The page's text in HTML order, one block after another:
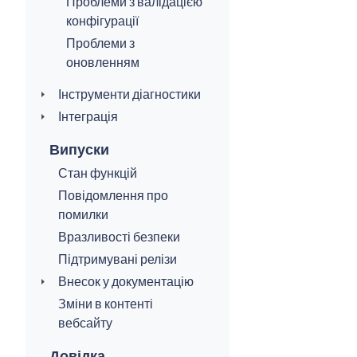
конфігурації
Проблеми з
оновленням
Інструменти діагностики
Інтеграція
Випуски
Стан функцій
Повідомлення про
помилки
Вразливості безпеки
Підтримувані релізи
Внесок у документацію
Зміни в контенті
вебсайту